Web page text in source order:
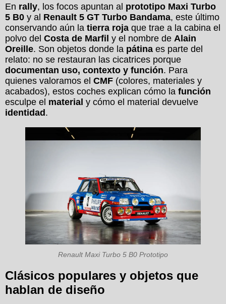
En rally, los focos apuntan al prototipo Maxi Turbo
5 B0 y al Renault 5 GT Turbo Bandama, este último
conservando aún la tierra roja que trae a la cabina el
polvo del Costa de Marfil y el nombre de Alain
Oreille. Son objetos donde la pátina es parte del
relato: no se restauran las cicatrices porque
documentan uso, contexto y función. Para
quienes valoramos el CMF (colores, materiales y
acabados), estos coches explican cómo la función
esculpe el material y cómo el material devuelve
identidad .
Renault Maxi Turbo 5 B0 Prototipo
Clásicos populares y objetos que
hablan de diseño